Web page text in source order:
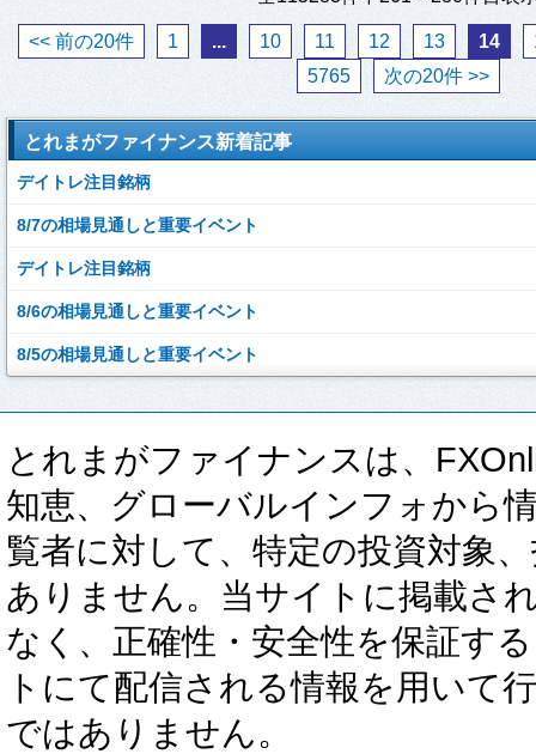
<< 前の20件 1 ... 10 11 12 13 14
5765
次の20件 >>
とれまがファイナンス新着記事
デイトレ注目銘柄
8/7の相場見通しと重要イベント
デイトレ注目銘柄
8/6の相場見通しと重要イベント
8/5の相場見通しと重要イベント
とれまがファイナンスは、
知恵、グローバルインフォから
覧者に対して、特定の投資対象
ありません。当サイトに掲載さ
なく、正確性・安全性を保証す
トにて配信される情報を用いて
ではありません。